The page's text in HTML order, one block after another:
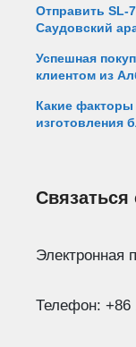
Отправить SL-
Саудовский
Успешная
клиентом из
Какие
изготовления
Связаться
Электронная
Телефон: +86